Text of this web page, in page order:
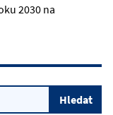
2030 na